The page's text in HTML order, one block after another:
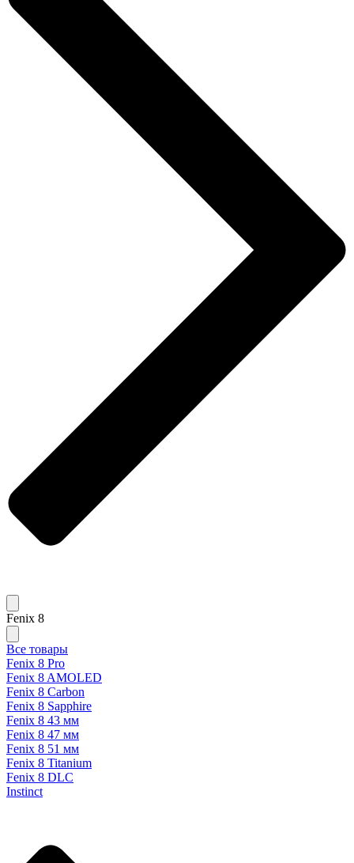
Fenix 8
Все товары
Fenix 8 Pro
Fenix 8 AMOLED
Fenix 8 Carbon
Fenix 8 Sapphire
Fenix 8 43 мм
Fenix 8 47 мм
Fenix 8 51 мм
Fenix 8 Titanium
Fenix 8 DLC
Instinct